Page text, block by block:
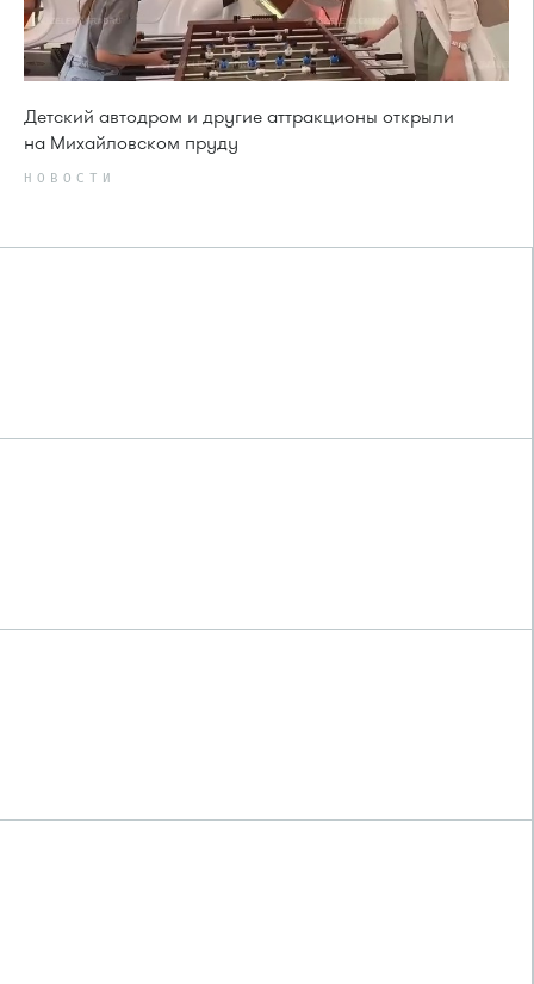
Детский автодром и другие аттракционы открыли
на Михайловском пруду
НОВОСТИ